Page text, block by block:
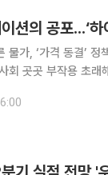
션의 공포...‘
물가, ‘가격 동결’
곳곳 부작용 초래해
지고 있다. 이런 가